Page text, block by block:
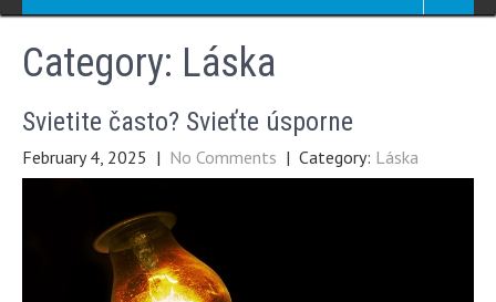
Category: Láska
Svietite často? Svieťte úsporne
February 4, 2025 | No Comments | Category: Láska